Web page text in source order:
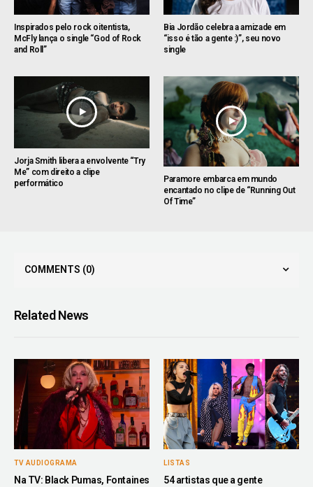
Inspirados pelo rock oitentista,
McFly lança o single “God of Rock
and Roll”
Bia Jordão celebra a amizade em
“isso é tão a gente :)”, seu novo
single
Jorja Smith libera a envolvente “Try
Me” com direito a clipe
performático
Paramore embarca em mundo
encantado no clipe de “Running Out
Of Time”
COMMENTS (0)
Related News
TV AUDIOGRAMA
Na TV: Black Pumas, Fontaines
LISTAS
54 artistas que a gente